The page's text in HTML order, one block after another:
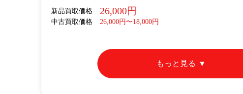
新品買取価格 26,000円
中古買取価格 26,000円〜18,000円
もっと見る